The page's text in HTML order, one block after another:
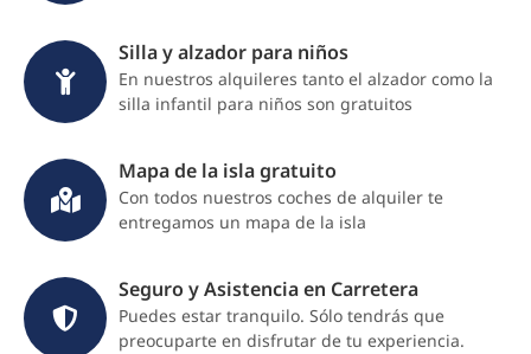
Silla y alzador para niños
En nuestros alquileres tanto el alzador como la
silla infantil para niños son gratuitos
Mapa de la isla gratuito
Con todos nuestros coches de alquiler te
entregamos un mapa de la isla
Seguro y Asistencia en Carretera
Puedes estar tranquilo. Sólo tendrás que
preocuparte en disfrutar de tu experiencia.